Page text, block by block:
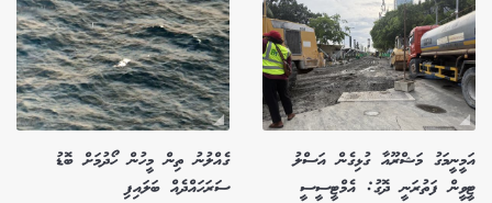
އަމީނީމަގު މަޝްރޫއާ ގުޅިގެން އަސްލު
ޓީވީން ފަތުރަނީ ދޮގު: އެމްޓީސީސީ
ގެއްލުނު ތިން މީހުން ހޯދުމަށް ބޮޑު
ސަރަހައްދެއް ބަލައިފި